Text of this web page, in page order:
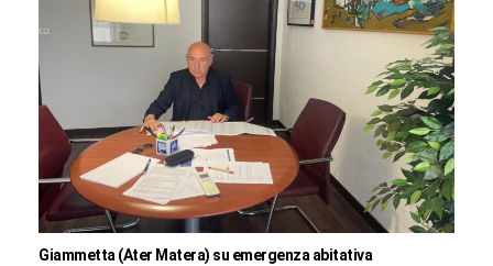
Giammetta (Ater Matera) su emergenza abitativa